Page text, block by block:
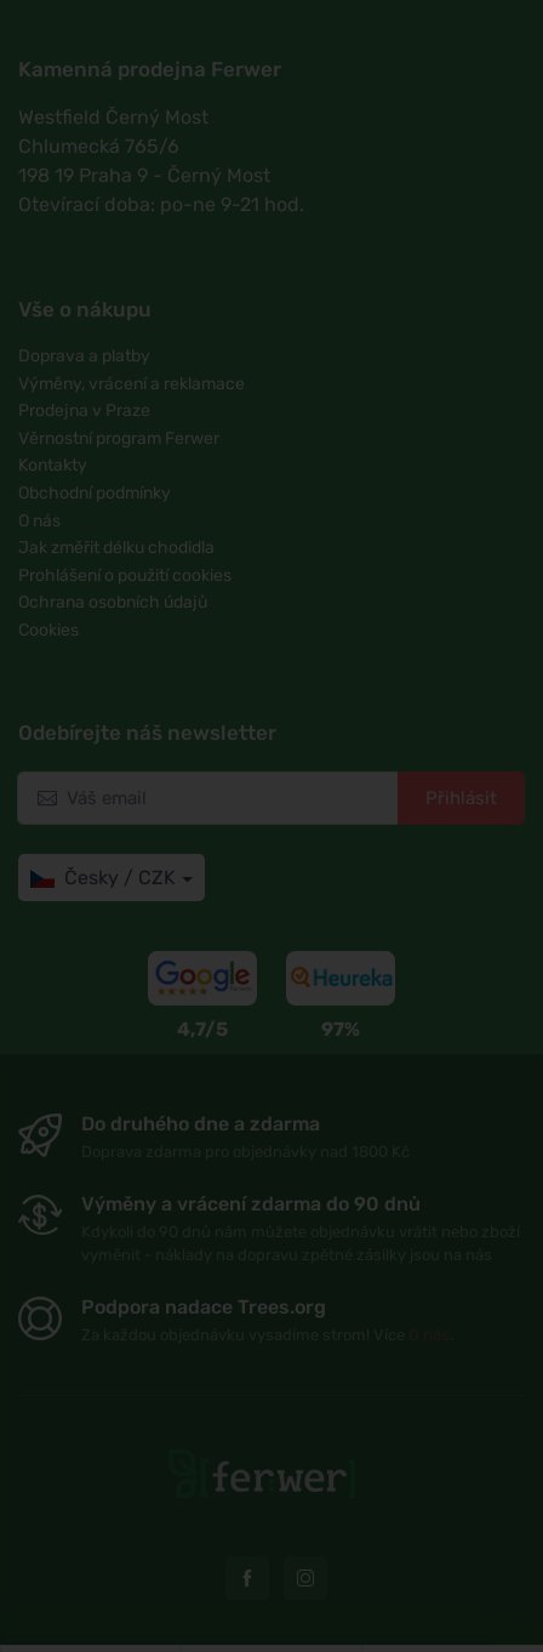
Kamenná prodejna Ferwer
Westfield Černý Most
Chlumecká 765/6
198 19 Praha 9 - Černý Most
Otevírací doba: po-ne 9-21 hod.
Vše o nákupu
Doprava a platby
Výměny, vrácení a reklamace
Prodejna v Praze
Věrnostní program Ferwer
Kontakty
Obchodní podmínky
O nás
Jak změřit délku chodidla
Prohlášení o použití cookies
Ochrana osobních údajů
Cookies
Odebírejte náš newsletter
Přihlásit
Česky / CZK
4,7/5 97%
Do druhého dne a zdarma
Výměny a vrácení zdarma do 90 dnů
Podpora nadace Trees.org